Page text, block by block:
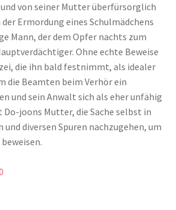
von seiner Mutter überfürsorglich
Ermordung eines Schulmädchens
Mann, der dem Opfer nachts zum
Ohne echte Beweise
die ihn bald festnimmt, als idealer
die Beamten beim Verhör ein
und sein Anwalt sich als eher unfähig
joons Mutter, die Sache selbst in
und diversen Spuren nachzugehen, um